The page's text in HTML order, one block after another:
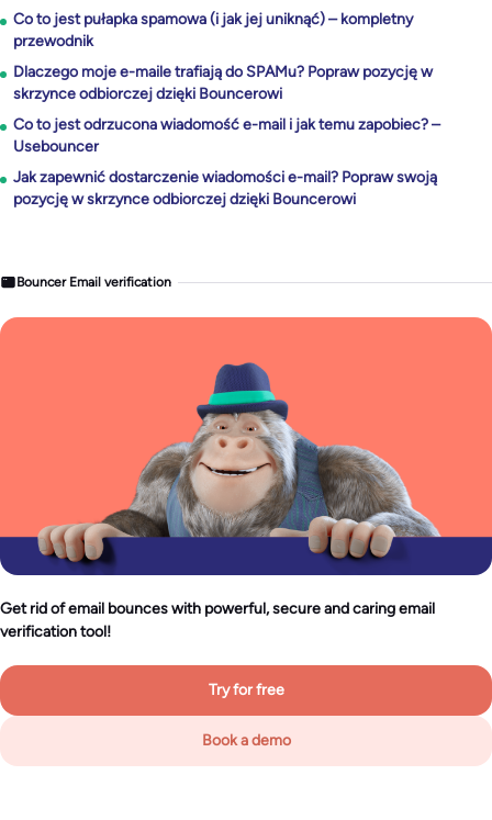
Co to jest pułapka spamowa (i jak jej uniknąć) – kompletny
przewodnik
Dlaczego moje e-maile trafiają do SPAMu? Popraw pozycję w
skrzynce odbiorczej dzięki Bouncerowi
Co to jest odrzucona wiadomość e-mail i jak temu zapobiec? –
Usebouncer
Jak zapewnić dostarczenie wiadomości e-mail? Popraw swoją
pozycję w skrzynce odbiorczej dzięki Bouncerowi
Bouncer Email verification
Get rid of email bounces with powerful, secure and caring email
verification tool!
Try for free
Book a demo